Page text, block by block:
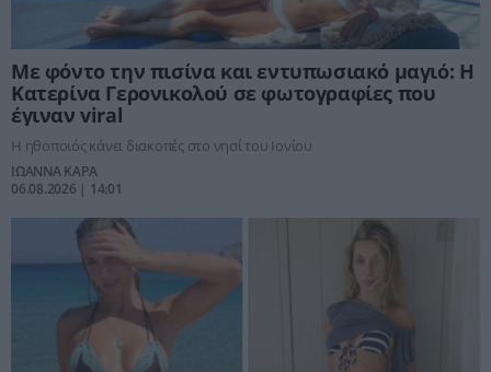
Με φόντο την πισίνα και εντυπωσιακό μαγιό: Η
Κατερίνα Γερονικολού σε φωτογραφίες που
έγιναν viral
Η ηθοποιός κάνει διακοπές στο νησί του Ιονίου
ΙΩΑΝΝΑ ΚΑΡΑ
06.08.2026 | 14:01